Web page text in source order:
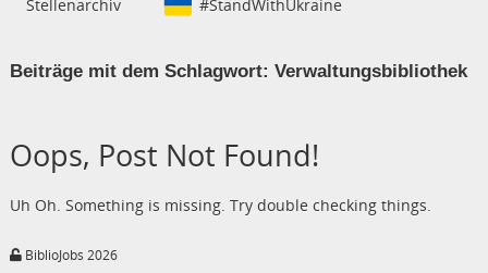
Stellenarchiv #StandWithUkraine
Beiträge mit dem Schlagwort: Verwaltungsbibliothek
Oops, Post Not Found!
Uh Oh. Something is missing. Try double checking things.
BiblioJobs 2026